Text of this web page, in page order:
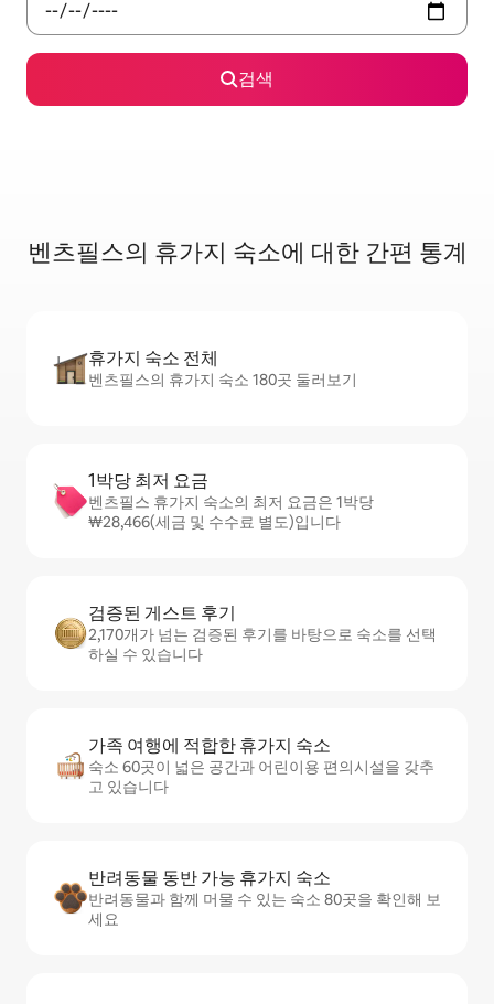
검색
벤츠필스의 휴가지 숙소에 대한 간편 통계
휴가지 숙소 전체
벤츠필스의 휴가지 숙소 180곳 둘러보기
1박당 최저 요금
벤츠필스 휴가지 숙소의 최저 요금은 1박당
₩28,466(세금 및 수수료 별도)입니다
검증된 게스트 후기
2,170개가 넘는 검증된 후기를 바탕으로 숙소를 선택
하실 수 있습니다
가족 여행에 적합한 휴가지 숙소
숙소 60곳이 넓은 공간과 어린이용 편의시설을 갖추
고 있습니다
반려동물 동반 가능 휴가지 숙소
반려동물과 함께 머물 수 있는 숙소 80곳을 확인해 보
세요